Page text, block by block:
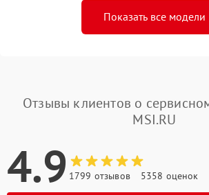
Показать все модели
Отзывы клиентов о
MSI.RU
4.9 1799 отзывов 5358 оценок